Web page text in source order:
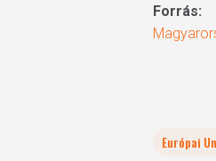
Forrás:
Európai